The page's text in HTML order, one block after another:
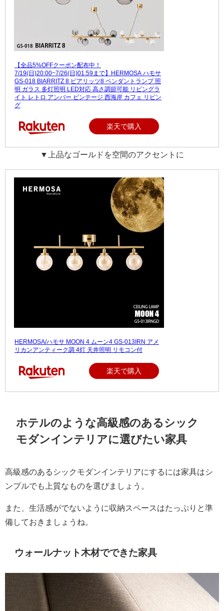
【全品5%OFFクーポン配布中！
7/19(日)20:00~7/26(日)01:59まで】HERMOSA ハモサ
GS-018 BIARRITZ 8 ビアリッツ8 ペンダントランプ 照
明 ガラス 多灯照明 LED対応 高さ調節可能 リビングラ
イト レトロ アンバー ビンテージ 西海岸 カフェ リビン
グ
楽天で購入
▼上品なゴールドを空間のアクセントに
HERMOSA/ハモサ MOON 4 ムーン4 GS-013IRN アメ
リカンアンティーク調 4灯 天井照明 リモコン付
楽天で購入
ホテルのような高級感のあるシック
モダンインテリアに選びたい家具
高級感のあるシックモダンインテリアにするには家具はシ
ンプルでも上質なものを選びましょう。
また、生活感がでないように収納スペースはたっぷりと準
備しておきましょうね。
ウォールナット木材でできた家具